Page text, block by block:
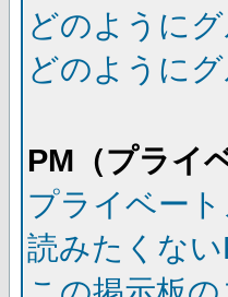
どのように
どのように
PM（プライ
プライベー
読みたくな